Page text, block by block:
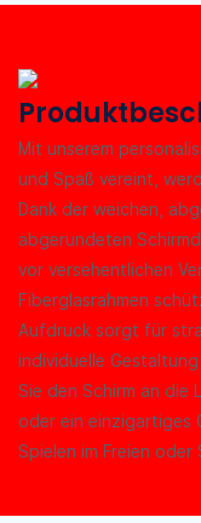
Mit unserem
und Spaß vereint,
Dank der weichen,
abgerundeten
vor versehentlichen
Fiberglasrahmen
Aufdruck sorgt für
individuelle
Sie den Schirm an die
oder ein einzigartiges
Spielen im Freien oder